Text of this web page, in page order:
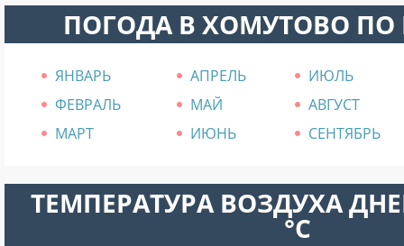
ПОГОДА В ХОМУТОВО
ЯНВАРЬ АПРЕЛЬ
ИЮЛЬ
ФЕВРАЛЬ
МАЙ
АВГУСТ
МАРТ
ИЮНЬ СЕНТЯБРЬ
ТЕМПЕРАТУРА ВОЗДУХА
°C